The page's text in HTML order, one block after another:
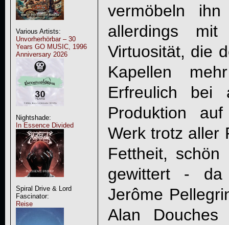
Various Artists:
Unvorherhörbar – 30
Years GO MUSIC, 1996
Anniversary 2026
Nightshade:
In Essence Divided
Spiral Drive & Lord
Fascinator:
Reise
vermöbeln
allerdings
Virtuosität, die
Kapellen
Erfreulich bei
Produktion
Werk trotz aller
Fettheit,
gewittert - da
Jerôme
Alan